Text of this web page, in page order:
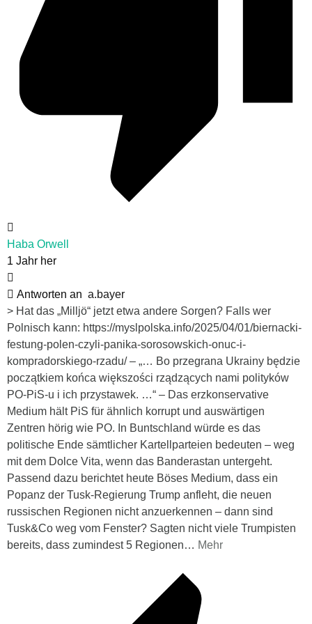
Haba Orwell
1 Jahr her
Antworten an a.bayer
> Hat das „Milljö“ jetzt etwa andere Sorgen? Falls wer
Polnisch kann: https://myslpolska.info/2025/04/01/biernacki-
festung-polen-czyli-panika-sorosowskich-onuc-i-
kompradorskiego-rzadu/ – „… Bo przegrana Ukrainy będzie
początkiem końca większości rządzących nami polityków
PO-PiS-u i ich przystawek. …“ – Das erzkonservative
Medium hält PiS für ähnlich korrupt und auswärtigen
Zentren hörig wie PO. In Buntschland würde es das
politische Ende sämtlicher Kartellparteien bedeuten – weg
mit dem Dolce Vita, wenn das Banderastan untergeht.
Passend dazu berichtet heute Böses Medium, dass ein
Popanz der Tusk-Regierung Trump anfleht, die neuen
russischen Regionen nicht anzuerkennen – dann sind
Tusk&Co weg vom Fenster? Sagten nicht viele Trumpisten
bereits, dass zumindest 5 Regionen… Mehr